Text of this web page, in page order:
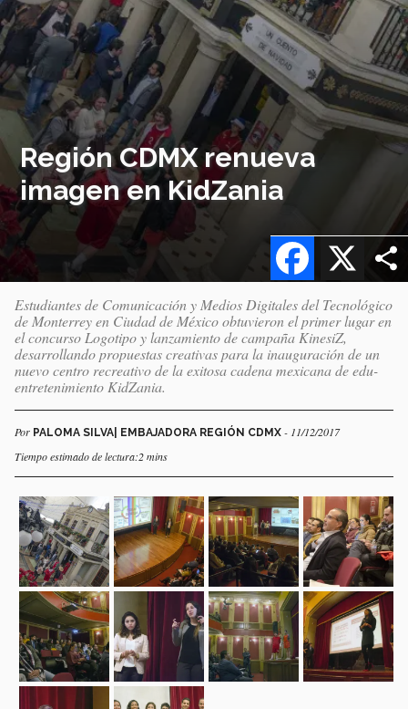
Región CDMX renueva
imagen en KidZania
X
Facebook
Estudiantes de Comunicación y Medios Digitales del Tecnológico
de Monterrey en Ciudad de México obtuvieron el primer lugar en
el concurso Logotipo y lanzamiento de campaña KinesiZ,
desarrollando propuestas creativas para la inauguración de un
nuevo centro recreativo de la exitosa cadena mexicana de edu-
entretenimiento KidZania.
Por PALOMA SILVA| EMBAJADORA REGIÓN CDMX - 11/12/2017
Tiempo estimado de lectura:2 mins